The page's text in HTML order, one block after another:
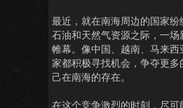
最近，就在南海周边的国家纷
石油和天然气资源之际，一
帷幕。像中国、越南、马来西
家都积极寻找机会，争夺更多
己在南海的存在。
在这个竞争激烈的时刻，尽